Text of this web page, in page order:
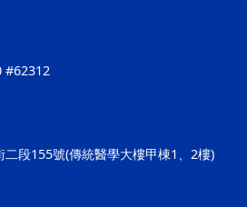
#62312
段155號(傳統醫學大樓甲棟1、2樓)